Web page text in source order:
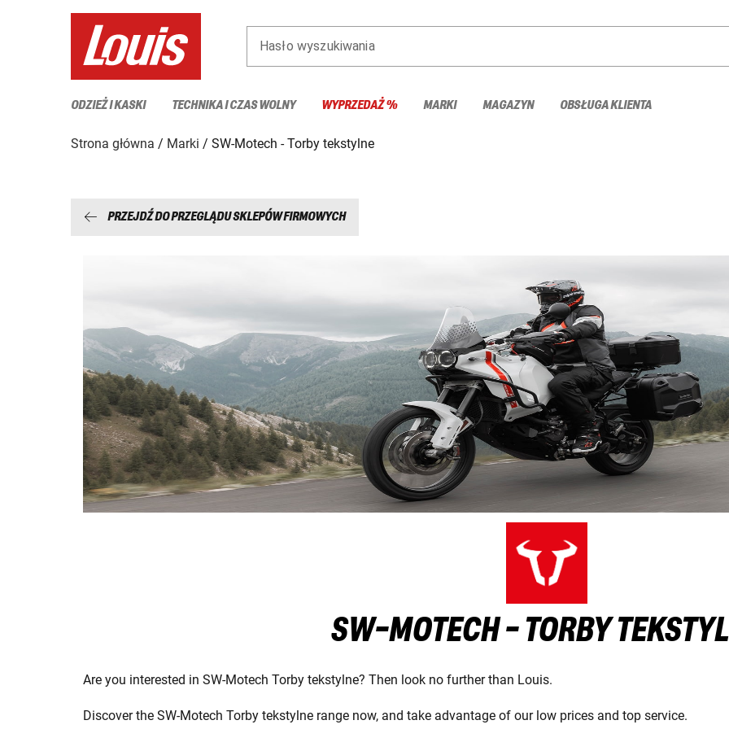
Hasło wyszukiwania
ODZIEŻ I KASKI TECHNIKA I CZAS WOLNY WYPRZEDAŻ % MARKI MAGAZYN OBSŁUGA KLIENTA
Strona główna Marki SW-Motech - Torby tekstylne
PRZEJDŹ DO PRZEGLĄDU SKLEPÓW FIRMOWYCH
SW-MOTECH - TORBY
Are you interested in SW-Motech Torby tekstylne? Then look no further than Louis.
Discover the SW-Motech Torby tekstylne range now, and take advantage of our low prices and top service.